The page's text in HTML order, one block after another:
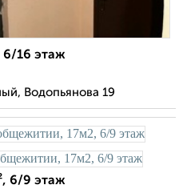
6/16 этаж
Водопьянова 19
6/9 этаж